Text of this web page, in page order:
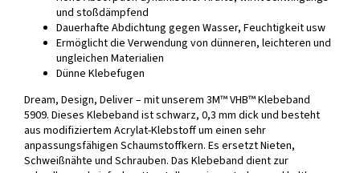
und stoßdämpfend
Dauerhafte Abdichtung gegen Wasser, Feuchtigkeit usw
Ermöglicht die Verwendung von dünneren, leichteren und
ungleichen Materialien
Dünne Klebefugen
Dream, Design, Deliver – mit unserem 3M™ VHB™ Klebeband
5909. Dieses Klebeband ist schwarz, 0,3 mm dick und besteht
aus modifiziertem Acrylat-Klebstoff um einen sehr
anpassungsfähigen Schaumstoffkern. Es ersetzt Nieten,
Schweißnähte und Schrauben. Das Klebeband dient zur